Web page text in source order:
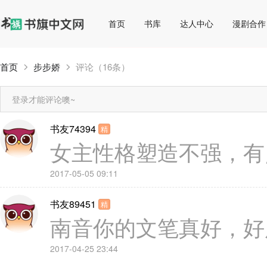
首页 书库 达人中心 漫剧合作
首页 步步娇 评论（16条）
登录才能评论噢~
书友74394 精
女主性格塑造不强，
2017-05-05 09:11
书友89451 精
南音你的文笔真好，
2017-04-25 23:44